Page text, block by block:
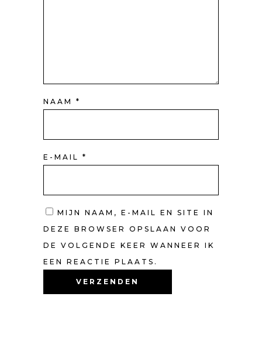
NAAM *
E-MAIL *
MIJN NAAM, E-MAIL EN SITE IN
DEZE BROWSER OPSLAAN VOOR
DE VOLGENDE KEER WANNEER IK
EEN REACTIE PLAATS.